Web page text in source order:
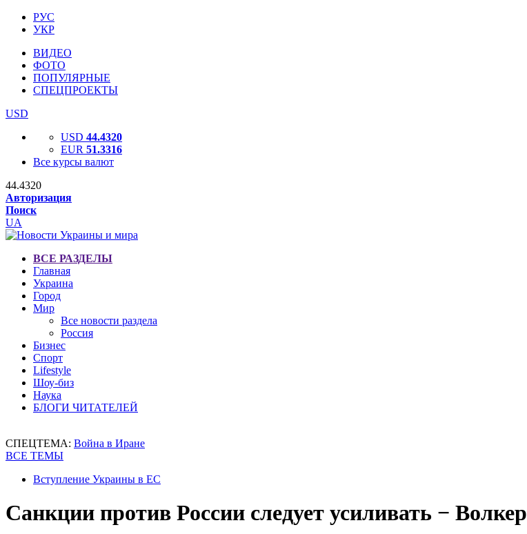
РУС
УКР
ВИДЕО
ФОТО
ПОПУЛЯРНЫЕ
СПЕЦПРОЕКТЫ
USD
USD 44.4320
EUR 51.3316
Все курсы валют
44.4320
Авторизация
Поиск
UA
ВСЕ РАЗДЕЛЫ
Главная
Украина
Город
Мир
Все новости раздела
Россия
Бизнес
Спорт
Lifestyle
Шоу-биз
Наука
БЛОГИ ЧИТАТЕЛЕЙ
СПЕЦТЕМА: Война в Иране
ВСЕ ТЕМЫ
Вступление Украины в ЕС
Санкции против России следует усиливать − Волкер